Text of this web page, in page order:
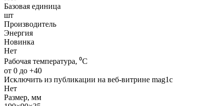
Базовая единица
шт
Производитель
Энергия
Новинка
Нет
Рабочая температура, ⁰С
от 0 до +40
Исключить из публикации на веб-витрине mag1c
Нет
Размер, мм